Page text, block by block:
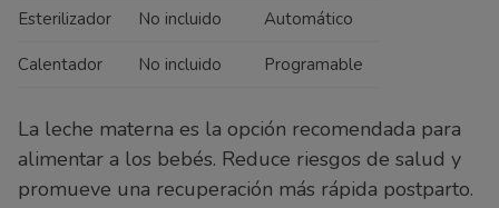
Esterilizador No incluido Automático
Calentador No incluido Programable
La leche materna es la opción recomendada para
alimentar a los bebés. Reduce riesgos de salud y
promueve una recuperación más rápida postparto.